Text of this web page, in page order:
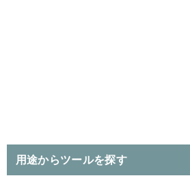
用途からツールを探す